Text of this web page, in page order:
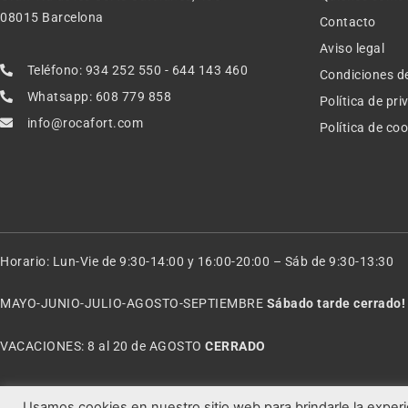
08015 Barcelona
Teléfono: 934 252 550 - 644 143 460
Whatsapp: 608 779 858
info@rocafort.com
Contacto
Aviso legal
Condiciones
Política de
Política de
Horario: Lun-Vie de 9:30-14:00 y 16:00-20:00 – Sáb de 9:30-13:30
MAYO-JUNIO-JULIO-AGOSTO-SEPTIEMBRE Sábado tarde cerrado!
VACACIONES: 8 al 20 de AGOSTO CERRADO